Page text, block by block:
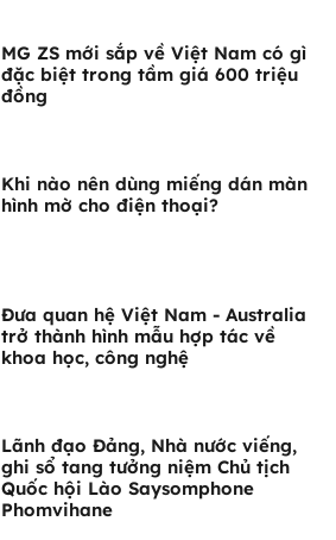
MG ZS mới sắp về Việt Nam có gì
đặc biệt trong tầm giá 600 triệu
đồng
Khi nào nên dùng miếng dán màn
hình mờ cho điện thoại?
Đưa quan hệ Việt Nam - Australia
trở thành hình mẫu hợp tác về
khoa học, công nghệ
Lãnh đạo Đảng, Nhà nước viếng,
ghi sổ tang tưởng niệm Chủ tịch
Quốc hội Lào Saysomphone
Phomvihane